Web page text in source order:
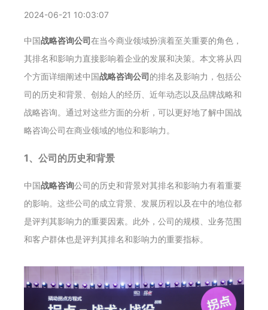
2024-06-21 10:03:07
中国战略咨询公司在当今商业领域扮演着至关重要的角色，
其排名和影响力直接影响着企业的发展和决策。本文将从四
个方面详细阐述中国战略咨询公司的排名及影响力，包括公
司的历史和背景、创始人的经历、近年动态以及品牌战略和
战略咨询。通过对这些方面的分析，可以更好地了解中国战
略咨询公司在商业领域的地位和影响力。
1、公司的历史和背景
中国战略咨询公司的历史和背景对其排名和影响力有着重要
的影响。这些公司的成立背景、发展历程以及在中的地位都
是评判其影响力的重要因素。此外，公司的规模、业务范围
和客户群体也是评判其排名和影响力的重要指标。